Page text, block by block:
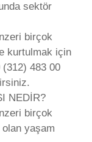
sektör
birçok
kurtulmak için
(312) 483 00
NEDİR?
birçok
yaşam